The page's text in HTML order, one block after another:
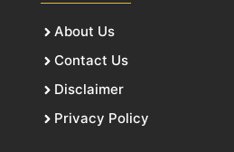
About Us
Contact Us
Disclaimer
Privacy Policy